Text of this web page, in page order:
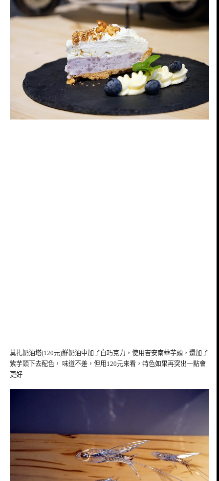
莫扎奶油塔(120元)鮮奶油中加了白巧克力，使用吉安南華芋頭，還加了
紫芋頭下去配色， 味道不差，但用120元來看，特色如果再突出一點會
更好